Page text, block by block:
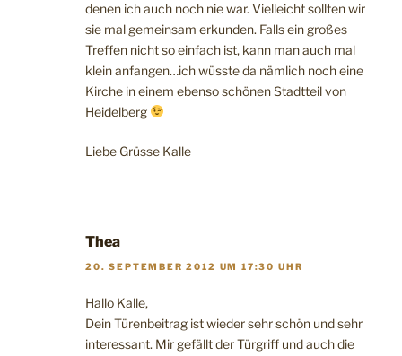
denen ich auch noch nie war. Vielleicht sollten wir
sie mal gemeinsam erkunden. Falls ein großes
Treffen nicht so einfach ist, kann man auch mal
klein anfangen…ich wüsste da nämlich noch eine
Kirche in einem ebenso schönen Stadtteil von
Heidelberg
Liebe Grüsse Kalle
Thea
20. SEPTEMBER 2012 UM 17:30 UHR
Hallo Kalle,
Dein Türenbeitrag ist wieder sehr schön und sehr
interessant. Mir gefällt der Türgriff und auch die